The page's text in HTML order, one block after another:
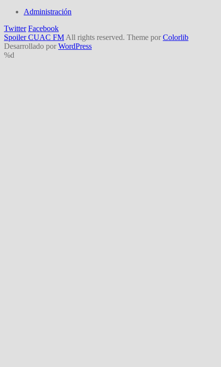
Administración
Twitter Facebook
Spoiler CUAC FM All rights reserved. Theme por Colorlib
Desarrollado por WordPress
%d